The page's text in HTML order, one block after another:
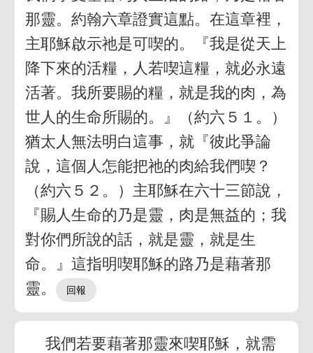
那靈。約翰六章證實這點。在這章裡，
主耶穌啟示祂是可喫的。『我是從天上
降下來的活糧，人若喫這糧，就必永遠
活著。我所要賜的糧，就是我的肉，為
世人的生命所賜的。』（約六５１。）
猶太人無法明白這事，就『彼此爭論
說，這個人怎能把祂的肉給我們喫？
（約六５２。）主耶穌在六十三節說，
『賜人生命的乃是靈，肉是無益的；我
對你們所說的話，就是靈，就是生
命。』這指明喫耶穌的路乃是藉著那
靈。
我們若要藉著那靈來喫耶穌，就需